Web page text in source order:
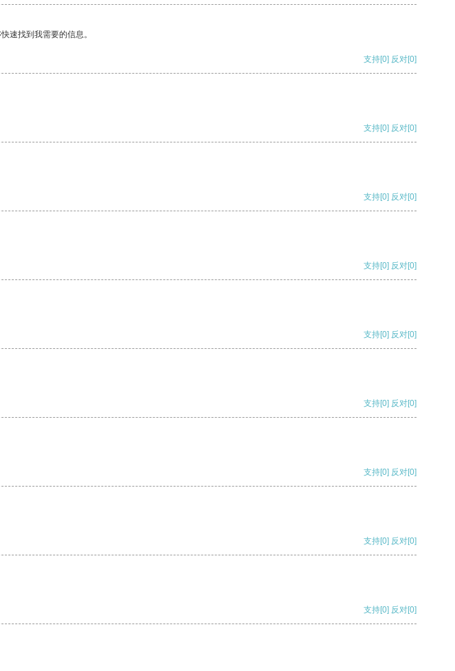
速找到我需要的信息。
支持[0] 反对[0]
支持[0] 反对[0]
支持[0] 反对[0]
支持[0] 反对[0]
支持[0] 反对[0]
支持[0] 反对[0]
支持[0] 反对[0]
支持[0] 反对[0]
支持[0] 反对[0]